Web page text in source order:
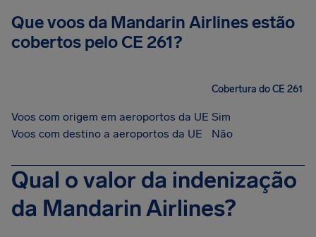
Que voos da Mandarin Airlines estão
cobertos pelo CE 261?
Cobertura do CE 261
Voos com origem em aeroportos da UE Sim
Voos com destino a aeroportos da UE
Não
Qual o valor da indenização
da Mandarin Airlines?